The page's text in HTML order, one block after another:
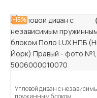
-15%
Угловой диван с
пружинным блоком